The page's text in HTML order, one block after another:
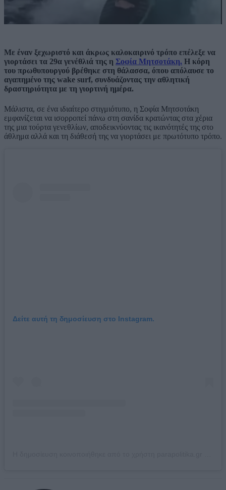
Με έναν ξεχωριστό και άκρως καλοκαιρινό τρόπο επέλεξε να
γιορτάσει τα 29α γενέθλιά της η Σοφία Μητσοτάκη. Η κόρη
του πρωθυπουργού βρέθηκε στη θάλασσα, όπου απόλαυσε το
αγαπημένο της wake surf, συνδυάζοντας την αθλητική
δραστηριότητα με τη γιορτινή ημέρα.
Μάλιστα, σε ένα ιδιαίτερο στιγμιότυπο, η Σοφία Μητσοτάκη
εμφανίζεται να ισορροπεί πάνω στη σανίδα κρατώντας στα χέρια
της μια τούρτα γενεθλίων, αποδεικνύοντας τις ικανότητές της στο
άθλημα αλλά και τη διάθεσή της να γιορτάσει με πρωτότυπο τρόπο.
Δείτε αυτή τη δημοσίευση στο Instagram.